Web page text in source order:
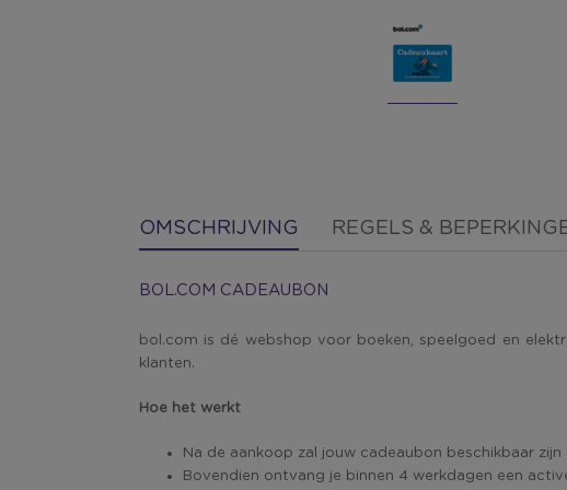
OMSCHRIJVING REGELS &
BOL.COM CADEAUBON
bol.com is dé webshop voor boeken, speelgoed en
klanten.
Hoe het werkt
Na de aankoop zal jouw cadeaubon beschikbaar
Bovendien ontvang je binnen 4 werkdagen een